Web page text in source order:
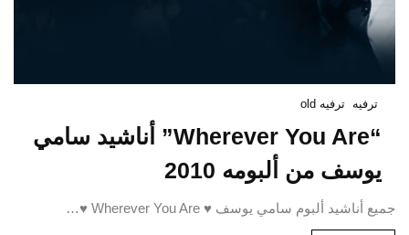
ترفيه ترفيه old
“Wherever You Are” أناشيد سامي
يوسف من ألبومه 2010
جميع أناشيد ألبوم سامي يوسف ♥ Wherever You Are ♥…